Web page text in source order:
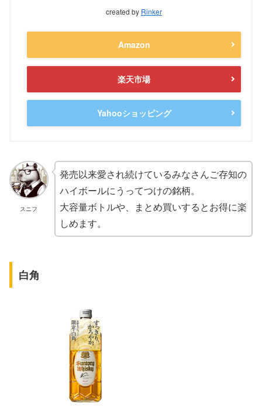
created by Rinker
Amazon
楽天市場
Yahooショッピング
スニフ
発売以来愛され続けているみなさんご存知の
ハイボールにうってつけの銘柄。
大容量ボトルや、まとめ買いするとお得に楽
しめます。
白角